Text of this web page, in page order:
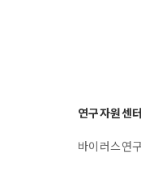
연구자원센터
바이러스연